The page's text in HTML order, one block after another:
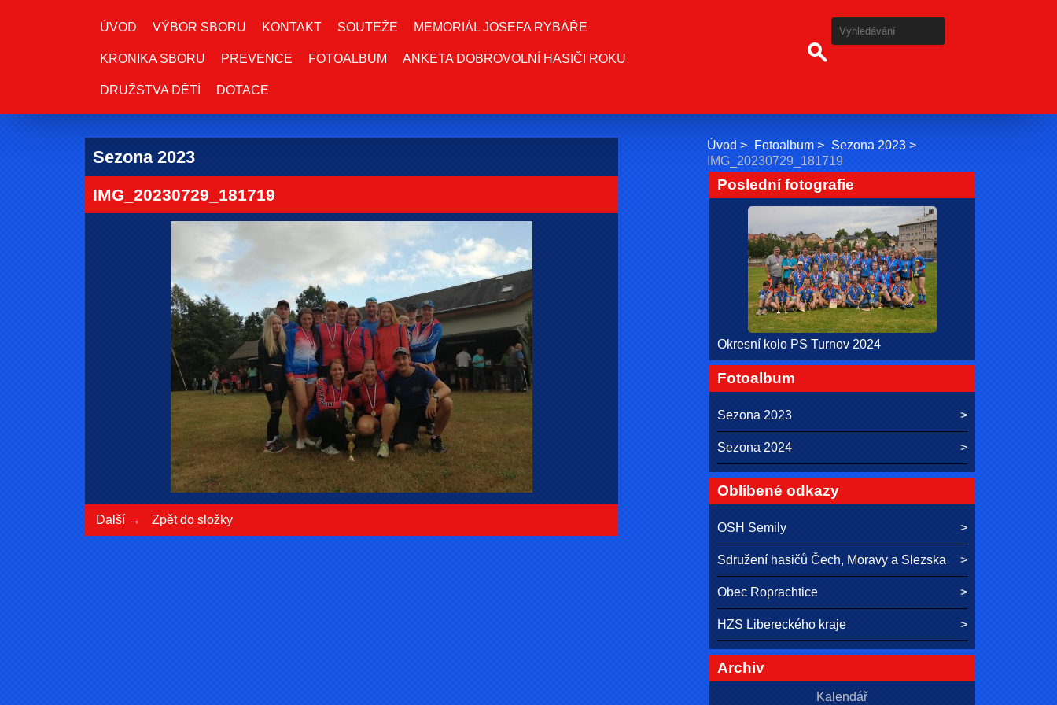
ÚVOD VÝBOR SBORU KONTAKT SOUTEŽE MEMORIÁL JOSEFA RYBÁŘE
KRONIKA SBORU PREVENCE FOTOALBUM ANKETA DOBROVOLNÍ HASIČI ROKU
DRUŽSTVA DĚTÍ DOTACE
Sezona 2023
IMG_20230729_181719
Další → Zpět do složky
Úvod Fotoalbum
Sezona 2023
IMG_20230729_181719
Poslední fotografie
Okresní kolo PS Turnov 2024
Fotoalbum
Sezona 2023
Sezona 2024
Oblíbené odkazy
OSH Semily
Sdružení hasičů Čech, Moravy a Slezska
Obec Roprachtice
HZS Libereckého kraje
Archiv
Kalendář